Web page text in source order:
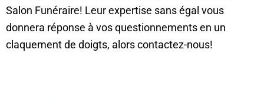
Salon Funéraire! Leur expertise sans égal vous
donnera réponse à vos questionnements en un
claquement de doigts, alors contactez-nous!